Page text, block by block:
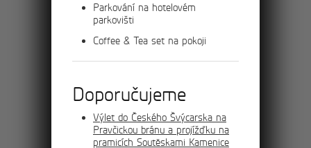
cena: 7 550 Kč/os.
Parkování na hotelovém
parkovišti
Coffee & Tea set na pokoji
Doporučujeme
Výlet do Českého Švýcarska na
Pravčickou bránu a projížďku na
pramicích Soutěskami Kamenice